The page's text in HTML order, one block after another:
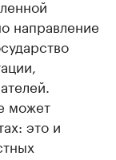
направление
может
это и